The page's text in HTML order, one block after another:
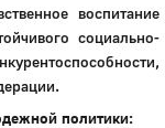
воспитание
социально-
политики: